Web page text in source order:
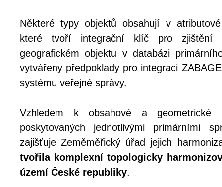
Některé typy objektů obsahují v
které tvoří integrační klíč pro zjištění
geografickém objektu v databázi
vytvářeny předpoklady pro integraci
systému veřejné správy.
Vzhledem k obsahové a geometrické
poskytovaných jednotlivými primárními
zajišťuje Zeměměřický úřad jejich
tvořila komplexní topologicky
území České republiky.